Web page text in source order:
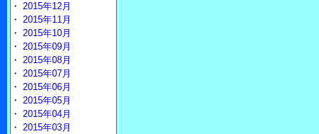
・ 2015年12月
・ 2015年11月
・ 2015年10月
・ 2015年09月
・ 2015年08月
・ 2015年07月
・ 2015年06月
・ 2015年05月
・ 2015年04月
・ 2015年03月